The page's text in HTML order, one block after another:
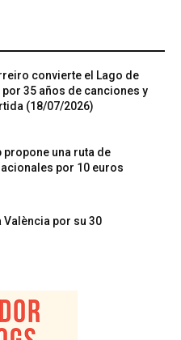
convierte el Lago de
por 35 años de canciones y
(18/07/2026)
propone una ruta de
por 10 euros
València por su 30